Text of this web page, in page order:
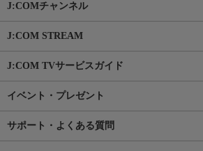
J:COMチャンネル
J:COM STREAM
J:COM TVサービスガイド
イベント・プレゼント
サポート・よくある質問